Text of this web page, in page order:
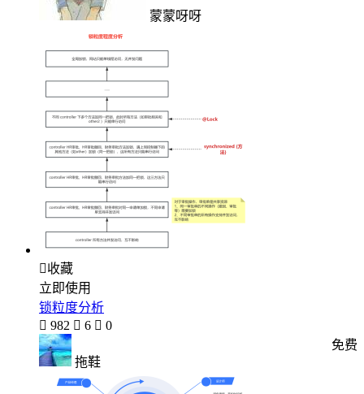
蒙蒙呀呀
收藏
立即使用
锁粒度分析
 982  6  0
拖鞋
免费